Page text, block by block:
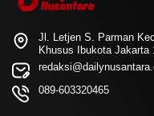
Jl. Letjen S. Parman
Khusus Ibukota Jakarta
089-603320465